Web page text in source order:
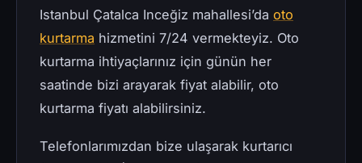
Istanbul Çatalca Inceğiz mahallesi’da oto
kurtarma hizmetini 7/24 vermekteyiz. Oto
kurtarma ihtiyaçlarınız için günün her
saatinde bizi arayarak fiyat alabilir, oto
kurtarma fiyatı alabilirsiniz.
Telefonlarımızdan bize ulaşarak kurtarıcı